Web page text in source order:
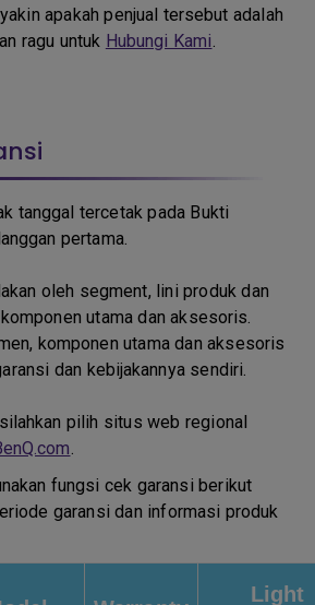
apakah penjual tersebut adalah
ragu untuk Hubungi Kami.
tanggal tercetak pada Bukti
pertama.
oleh segment, lini produk dan
utama dan aksesoris.
komponen utama dan aksesoris
dan kebijakannya sendiri.
pilih situs web regional
.
fungsi cek garansi berikut
garansi dan informasi produk
Light